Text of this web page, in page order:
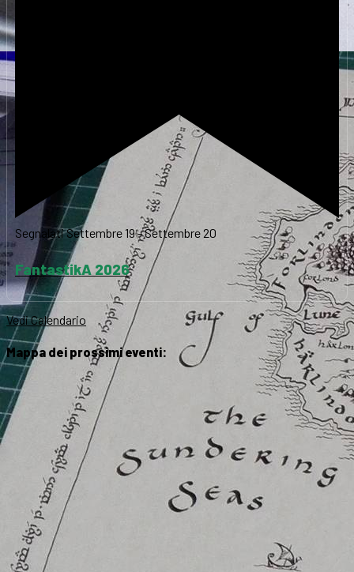
SegnalatiSettembre 19-Settembre 20
FantastikA 2026
Vedi Calendario
Mappa dei prossimi eventi: